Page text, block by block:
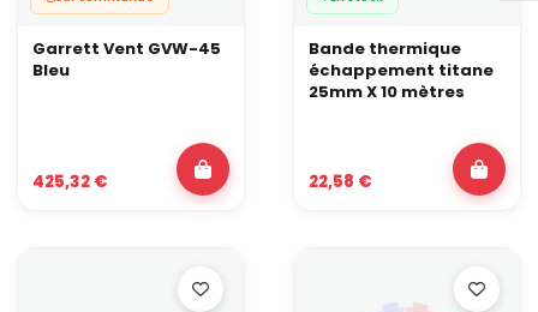
Garrett Vent GVW-45
Bleu
425,32 €
Bande thermique
échappement titane
25mm X 10 mètres
22,58 €